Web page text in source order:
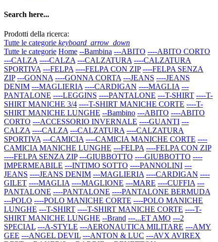
Search here...
Prodotti della ricerca:
Tutte le categorie keyboard_arrow_down
Tutte le categorie Home --Bambina ---ABITO ----ABITO CORTO
---CALZA ----CALZA ---CALZATURA ----CALZATURA
SPORTIVA ---FELPA ----FELPA CON ZIP ----FELPA SENZA
ZIP ---GONNA ----GONNA CORTA ---JEANS ----JEANS
DENIM ---MAGLIERIA ----CARDIGAN ----MAGLIA ---
PANTALONE ----LEGGINS ----PANTALONE ---T-SHIRT ----T-
SHIRT MANICHE 3/4 ----T-SHIRT MANICHE CORTE ----T-
SHIRT MANICHE LUNGHE --Bambino ---ABITO ----ABITO
CORTO ---ACCESSORIO INVERNALE ----GUANTI ---
CALZA ----CALZA ---CALZATURA ----CALZATURA
SPORTIVA ---CAMICIA ----CAMICIA MANICHE CORTE ----
CAMICIA MANICHE LUNGHE ---FELPA ----FELPA CON ZIP
----FELPA SENZA ZIP ---GIUBBOTTO ----GIUBBOTTO ----
IMPERMEABILE ---INTIMO SOTTO ----PANNOLINI ---
JEANS ----JEANS DENIM ---MAGLIERIA ----CARDIGAN ----
GILET ----MAGLIA ----MAGLIONE ---MARE ----CUFFIA ---
PANTALONE ----PANTALONE ----PANTALONE BERMUDA
---POLO ----POLO MANICHE CORTE ----POLO MANICHE
LUNGHE ---T-SHIRT ----T-SHIRT MANICHE CORTE ----T-
SHIRT MANICHE LUNGHE --Brand ---...ET AMO ---2
SPECIAL ---A-STYLE ---AERONAUTICA MILITARE ---AMY
GEE ---ANGEL DEVIL ---ANTON & LUC ---AVX AVIREX